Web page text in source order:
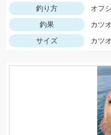
釣り方
オフ
釣果
カツ
サイズ
カツ